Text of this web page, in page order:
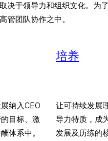
决于领导力和组织文化。
管团队协作之中。
培养
纳入CEO
目标、激
体系中。
让可持续发展
导力特质，成
发展及历练的